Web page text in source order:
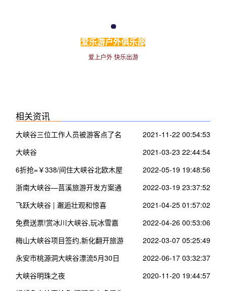
爱乐游户外俱乐部
爱上户外 快乐出游
相关资讯
大峡谷三位工作人员被游客点了名
2021-11-22 00:54:53
大峡谷
2021-03-23 22:44:54
6折抢=￥338/间住大峡谷北欧木屋
~看200米瀑布 空中走钢索
2022-05-19 19:48:56
浙南大峡谷—莒溪旅游开发方案通
过评审进入施工设计实施阶段
2022-03-19 23:37:52
飞跃大峡谷 | 邂逅壮观和惊喜
2021-04-25 01:57:02
免费送票!赏冰川大峡谷,玩冰雪嘉
年华~
2022-04-26 00:53:06
梅山大峡谷项目签约,新化翻开旅游
新篇章
2022-03-07 05:25:49
永安市桃源洞大峡谷漂流5月30日
正式启动,明天进入试营业!
2022-06-17 03:32:37
大峡谷明珠之夜
2020-11-20 19:44:57